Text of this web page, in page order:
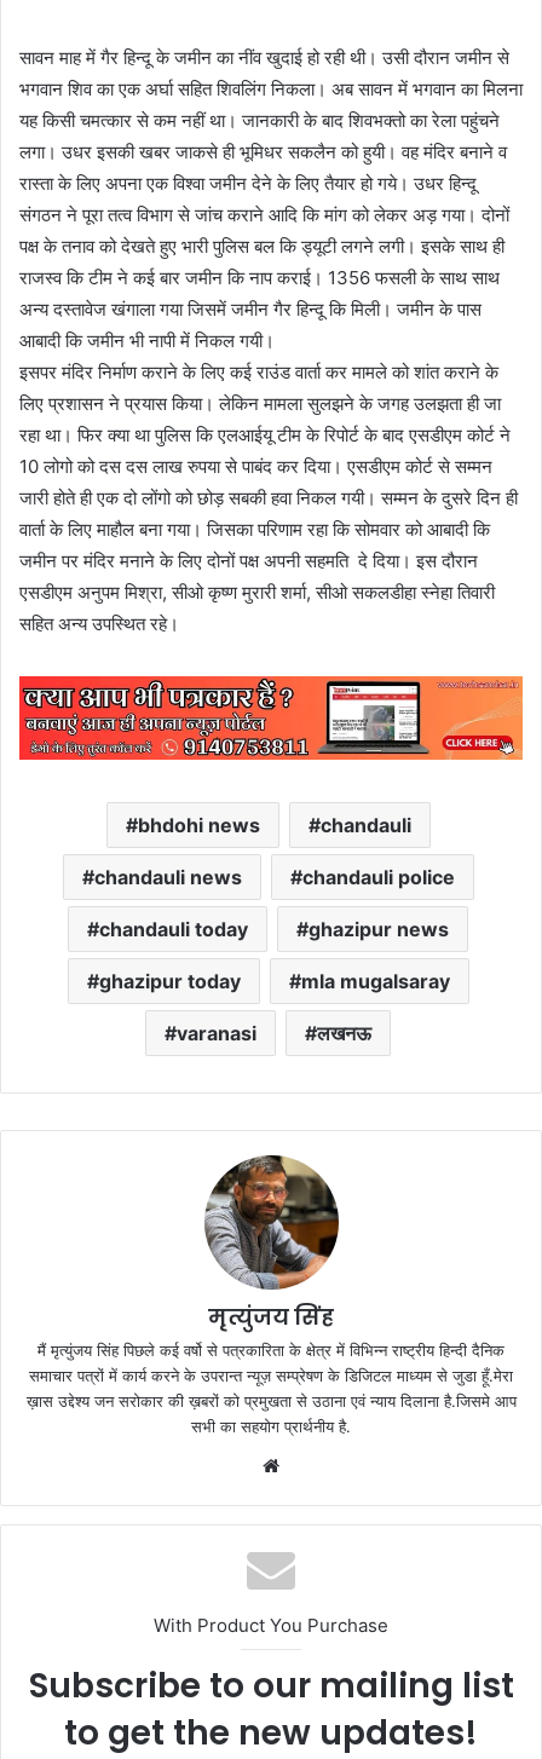
सावन माह में गैर हिन्दू के जमीन का नींव खुदाई हो रही थी। उसी दौरान जमीन से
भगवान शिव का एक अर्घा सहित शिवलिंग निकला। अब सावन में भगवान का मिलना
यह किसी चमत्कार से कम नहीं था। जानकारी के बाद शिवभक्तो का रेला पहुंचने
लगा। उधर इसकी खबर जाकसे ही भूमिधर सकलैन को हुयी। वह मंदिर बनाने व
रास्ता के लिए अपना एक विश्वा जमीन देने के लिए तैयार हो गये। उधर हिन्दू
संगठन ने पूरा तत्व विभाग से जांच कराने आदि कि मांग को लेकर अड़ गया। दोनों
पक्ष के तनाव को देखते हुए भारी पुलिस बल कि ड्यूटी लगने लगी। इसके साथ ही
राजस्व कि टीम ने कई बार जमीन कि नाप कराई। 1356 फसली के साथ साथ
अन्य दस्तावेज खंगाला गया जिसमें जमीन गैर हिन्दू कि मिली। जमीन के पास
आबादी कि जमीन भी नापी में निकल गयी।
इसपर मंदिर निर्माण कराने के लिए कई राउंड वार्ता कर मामले को शांत कराने के
लिए प्रशासन ने प्रयास किया। लेकिन मामला सुलझने के जगह उलझता ही जा
रहा था। फिर क्या था पुलिस कि एलआईयू टीम के रिपोर्ट के बाद एसडीएम कोर्ट ने
10 लोगो को दस दस लाख रुपया से पाबंद कर दिया। एसडीएम कोर्ट से सम्मन
जारी होते ही एक दो लोंगो को छोड़ सबकी हवा निकल गयी। सम्मन के दुसरे दिन ही
वार्ता के लिए माहौल बना गया। जिसका परिणाम रहा कि सोमवार को आबादी कि
जमीन पर मंदिर मनाने के लिए दोनों पक्ष अपनी सहमति दे दिया। इस दौरान
एसडीएम अनुपम मिश्रा, सीओ कृष्ण मुरारी शर्मा, सीओ सकलडीहा स्नेहा तिवारी
सहित अन्य उपस्थित रहे।
bhdohi news chandauli
chandauli news chandauli police
chandauli today ghazipur news
ghazipur today mla mugalsaray
varanasi लखनऊ
मृत्युंजय सिंह
मैं मृत्युंजय सिंह पिछले कई वर्षो से पत्रकारिता के क्षेत्र में विभिन्न राष्ट्रीय हिन्दी दैनिक
समाचार पत्रों में कार्य करने के उपरान्त न्यूज़ सम्प्रेषण के डिजिटल माध्यम से जुडा हूँ.मेरा
ख़ास उद्देश्य जन सरोकार की ख़बरों को प्रमुखता से उठाना एवं न्याय दिलाना है.जिसमे आप
सभी का सहयोग प्रार्थनीय है.
With Product You Purchase
Subscribe to our mailing list
to get the new updates!